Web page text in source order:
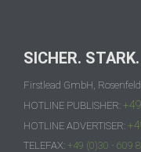
SICHER.
Firstlead GmbH,
HOTLINE PUBLISHER:
HOTLINE ADVERTISER:
TELEFAX: +49 (0)30 - 609